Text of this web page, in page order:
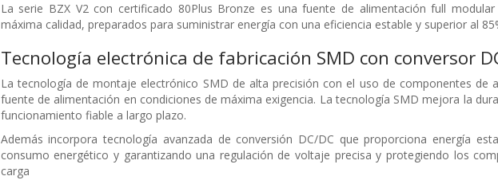
La serie BZX V2 con certificado 80Plus Bronze es una fuente de alimentación full
máxima calidad, preparados para suministrar energía con una eficiencia estable y superior al
Tecnología electrónica de fabricación SMD con conversor
La tecnología de montaje electrónico SMD de alta precisión con el uso de componentes de
fuente de alimentación en condiciones de máxima exigencia. La tecnología SMD mejora la
funcionamiento fiable a largo plazo.
Además incorpora tecnología avanzada de conversión DC/DC que proporciona energía
consumo energético y garantizando una regulación de voltaje precisa y protegiendo los
carga